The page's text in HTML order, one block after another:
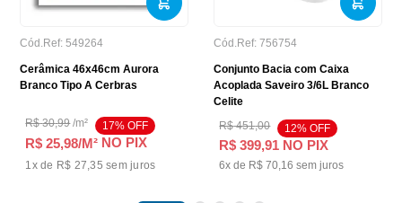
Cód.Ref: 549264
Cerâmica 46x46cm Aurora
Branco Tipo A Cerbras
R$ 30,99/m² 17% OFF
R$ 25,98/M² NO PIX
1x de R$ 27,35 sem juros
Cód.Ref: 756754
Conjunto Bacia com Caixa
Acoplada Saveiro 3/6L Branco
Celite
R$ 451,00 12% OFF
R$ 399,91 NO PIX
6x de R$ 70,16 sem juros